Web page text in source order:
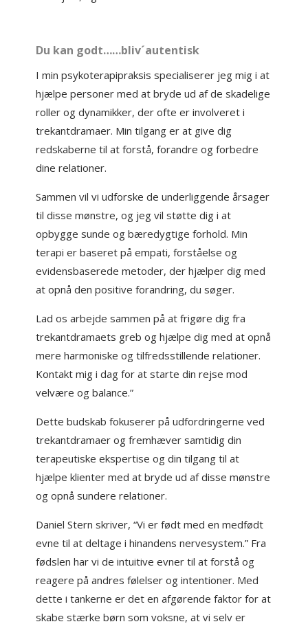
Du kan godt……bliv´autentisk
I min psykoterapipraksis specialiserer jeg mig i at
hjælpe personer med at bryde ud af de skadelige
roller og dynamikker, der ofte er involveret i
trekantdramaer. Min tilgang er at give dig
redskaberne til at forstå, forandre og forbedre
dine relationer.
Sammen vil vi udforske de underliggende årsager
til disse mønstre, og jeg vil støtte dig i at
opbygge sunde og bæredygtige forhold. Min
terapi er baseret på empati, forståelse og
evidensbaserede metoder, der hjælper dig med
at opnå den positive forandring, du søger.
Lad os arbejde sammen på at frigøre dig fra
trekantdramaets greb og hjælpe dig med at opnå
mere harmoniske og tilfredsstillende relationer.
Kontakt mig i dag for at starte din rejse mod
velvære og balance.”
Dette budskab fokuserer på udfordringerne ved
trekantdramaer og fremhæver samtidig din
terapeutiske ekspertise og din tilgang til at
hjælpe klienter med at bryde ud af disse mønstre
og opnå sundere relationer.
Daniel Stern skriver, “Vi er født med en medfødt
evne til at deltage i hinandens nervesystem.” Fra
fødslen har vi de intuitive evner til at forstå og
reagere på andres følelser og intentioner. Med
dette i tankerne er det en afgørende faktor for at
skabe stærke børn som voksne, at vi selv er